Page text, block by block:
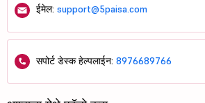
ईमेल: support@5paisa.com
सपोर्ट डेस्क हेल्पलाईन: 8976689766